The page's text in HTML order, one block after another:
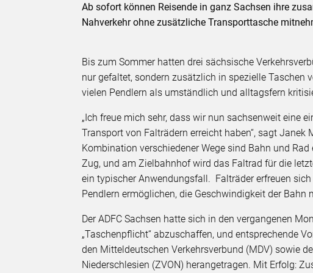
Ab sofort können Reisende in ganz Sachsen ihre
Nahverkehr ohne zusätzliche Transporttasche
Bis zum Sommer hatten drei sächsische
nur gefaltet, sondern zusätzlich in spezielle Taschen
vielen Pendlern als umständlich und alltagsfern
„Ich freue mich sehr, dass wir nun sachsenweit eine
Transport von Falträdern erreicht haben“, sagt Janek
Kombination verschiedener Wege sind Bahn und
Zug, und am Zielbahnhof wird das Faltrad für die
ein typischer Anwendungsfall. Falträder erfreuen
Pendlern ermöglichen, die Geschwindigkeit der Bahn
Der ADFC Sachsen hatte sich in den vergangenen
„Taschenpflicht“ abzuschaffen, und entsprechende
den Mitteldeutschen Verkehrsverbund (MDV) sowie
Niederschlesien (ZVON) herangetragen. Mit Erfolg: